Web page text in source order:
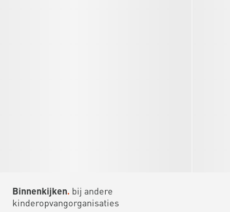
Binnenkijken bij andere
kinderopvangorganisaties